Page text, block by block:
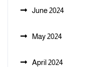
June 2024
May 2024
April 2024